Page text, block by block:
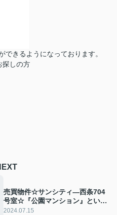
きるようになっております。
探しの方
売買物件☆サンシティ―西条704
号室☆『公園マンション』という
新しいカテゴリーの分譲マンショ
2024.07.15